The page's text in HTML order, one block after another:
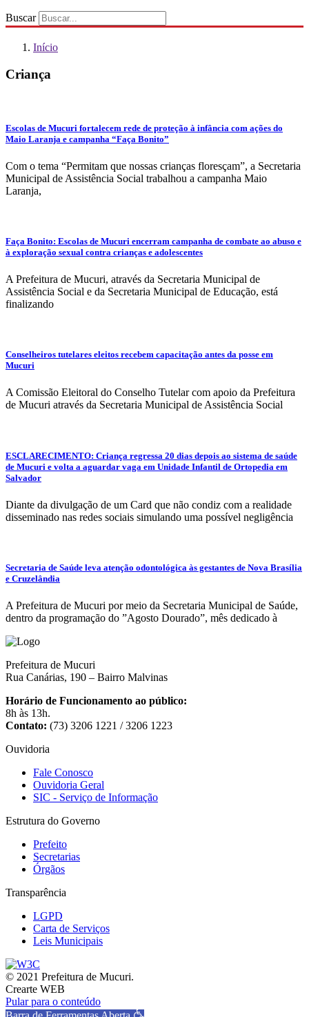
Buscar
Início
Criança
Escolas de Mucuri fortalecem rede de proteção à infância com ações do
Maio Laranja e campanha “Faça Bonito”
Com o tema “Permitam que nossas crianças floresçam”, a Secretaria
Municipal de Assistência Social trabalhou a campanha Maio
Laranja,
Faça Bonito: Escolas de Mucuri encerram campanha de combate ao abuso e
à exploração sexual contra crianças e adolescentes
A Prefeitura de Mucuri, através da Secretaria Municipal de
Assistência Social e da Secretaria Municipal de Educação, está
finalizando
Conselheiros tutelares eleitos recebem capacitação antes da posse em
Mucuri
A Comissão Eleitoral do Conselho Tutelar com apoio da Prefeitura
de Mucuri através da Secretaria Municipal de Assistência Social
ESCLARECIMENTO: Criança regressa 20 dias depois ao sistema de saúde
de Mucuri e volta a aguardar vaga em Unidade Infantil de Ortopedia em
Salvador
Diante da divulgação de um Card que não condiz com a realidade
disseminado nas redes sociais simulando uma possível negligência
Secretaria de Saúde leva atenção odontológica às gestantes de Nova Brasília
e Cruzelândia
A Prefeitura de Mucuri por meio da Secretaria Municipal de Saúde,
dentro da programação do ”Agosto Dourado”, mês dedicado à
Prefeitura de Mucuri
Rua Canárias, 190 – Bairro Malvinas
Horário de Funcionamento ao público:
8h às 13h.
Contato: (73) 3206 1221 / 3206 1223
Ouvidoria
Fale Conosco
Ouvidoria Geral
SIC - Serviço de Informação
Estrutura do Governo
Prefeito
Secretarias
Órgãos
Transparência
LGPD
Carta de Serviços
Leis Municipais
© 2021 Prefeitura de Mucuri.
Crearte WEB
Pular para o conteúdo